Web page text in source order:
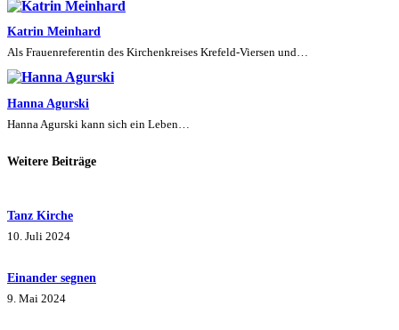
Katrin Meinhard
Als Frauenreferentin des Kirchenkreises Krefeld-Viersen und…
Hanna Agurski
Hanna Agurski kann sich ein Leben…
Weitere Beiträge
Tanz Kirche
10. Juli 2024
Einander segnen
9. Mai 2024